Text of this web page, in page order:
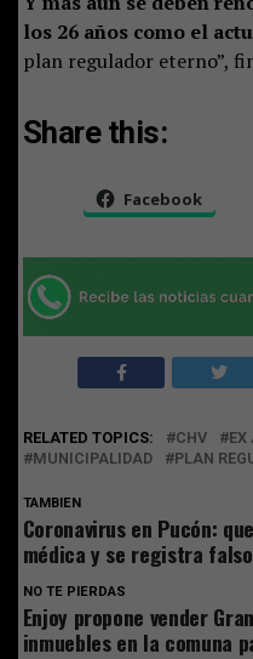
los 26 años como el
plan regulador eterno”,
Share this:
Facebook
RELATED TOPICS: CHV EX
MUNICIPALIDAD
PLAN
TAMBIEN
Coronavirus en Pucón:
médica y se registra
NO TE PIERDAS
Enjoy propone vender
inmuebles en la comuna